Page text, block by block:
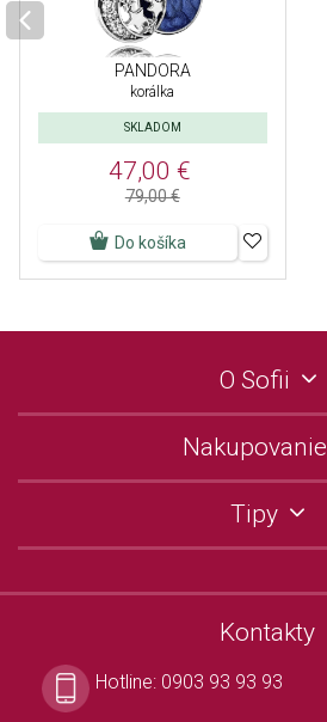
PANDORA
korálka
SKLADOM
47,00 €
79,00 €
Do košíka
O Sofii
Nakupovanie
Tipy
Kontakty
Hotline: 0903 93 93 93